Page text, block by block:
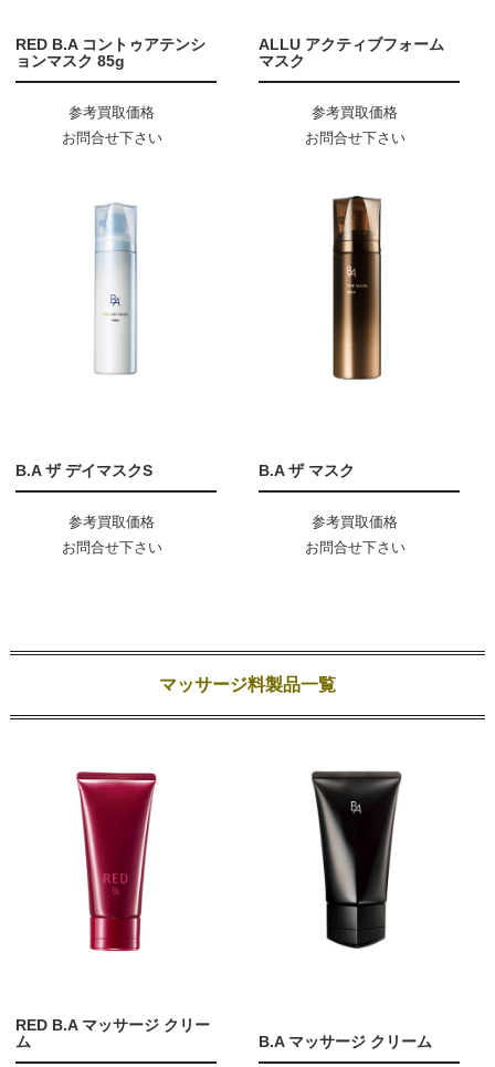
RED B.A コントゥアテンシ
ョンマスク 85g
参考買取価格
お問合せ下さい
ALLU アクティブフォーム
マスク
参考買取価格
お問合せ下さい
B.A ザ デイマスクS
参考買取価格
お問合せ下さい
B.A ザ マスク
参考買取価格
お問合せ下さい
マッサージ料製品一覧
RED B.A マッサージ クリー
ム
B.A マッサージ クリーム